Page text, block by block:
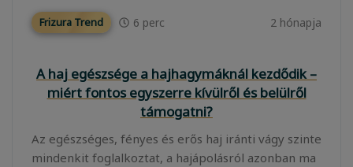
Frizura Trend 6 perc 2 hónapja
A haj egészsége a hajhagymáknál kezdődik –
miért fontos egyszerre kívülről és belülről
támogatni?
Az egészséges, fényes és erős haj iránti vágy szinte
mindenkit foglalkoztat, a hajápolásról azonban ma